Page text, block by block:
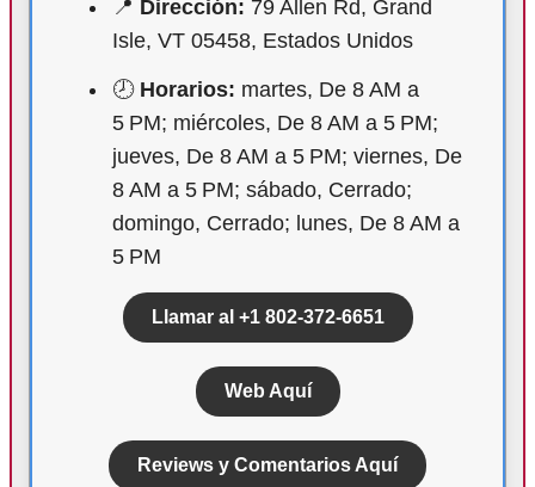
📍 Dirección: 79 Allen Rd, Grand
Isle, VT 05458, Estados Unidos
🕗 Horarios: martes, De 8 AM a
5 PM; miércoles, De 8 AM a 5 PM;
jueves, De 8 AM a 5 PM; viernes, De
8 AM a 5 PM; sábado, Cerrado;
domingo, Cerrado; lunes, De 8 AM a
5 PM
Llamar al +1 802-372-6651
Web Aquí
Reviews y Comentarios Aquí